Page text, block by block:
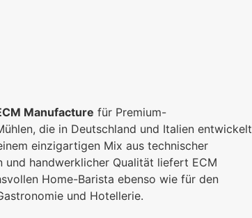
Manufacture für Premium-
die in Deutschland und Italien entwickelt
einzigartigen Mix aus technischer
und handwerklicher Qualität liefert ECM
Home-Barista ebenso wie für den
und Hotellerie.